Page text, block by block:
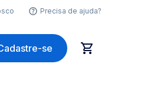
Precisa de ajuda?
se